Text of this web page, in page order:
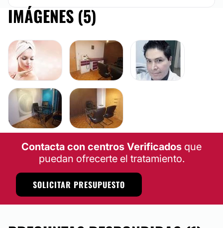
IMÁGENES (5)
Contacta con centros Verificados que
puedan ofrecerte el tratamiento.
SOLICITAR PRESUPUESTO